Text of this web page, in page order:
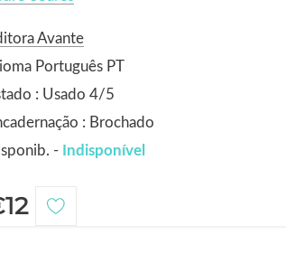
Avante
Português PT
: Usado 4/5
: Brochado
- Indisponível